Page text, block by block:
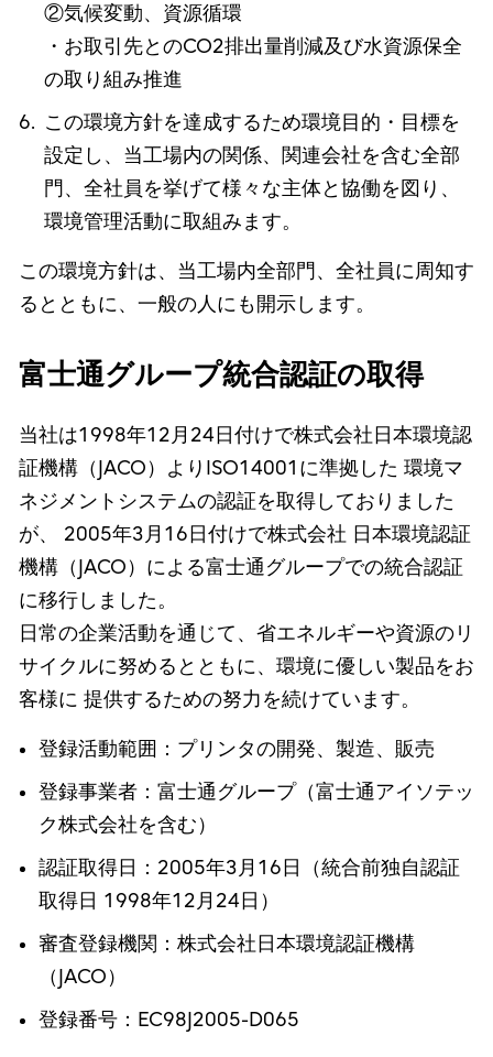
②気候変動、資源循環
・お取引先とのCO2排出量削減及び水資源保全
の取り組み推進
この環境方針を達成するため環境目的・目標を
設定し、当工場内の関係、関連会社を含む全部
門、全社員を挙げて様々な主体と協働を図り、
環境管理活動に取組みます。
この環境方針は、当工場内全部門、全社員に周知す
るとともに、一般の人にも開示します。
富士通グループ統合認証の取得
当社は1998年12月24日付けで株式会社日本環境認
証機構（JACO）よりISO14001に準拠した 環境マ
ネジメントシステムの認証を取得しておりました
が、 2005年3月16日付けで株式会社 日本環境認証
機構（JACO）による富士通グループでの統合認証
に移行しました。
日常の企業活動を通じて、省エネルギーや資源のリ
サイクルに努めるとともに、環境に優しい製品をお
客様に 提供するための努力を続けています。
登録活動範囲：プリンタの開発、製造、販売
登録事業者：富士通グループ（富士通アイソテッ
ク株式会社を含む）
認証取得日：2005年3月16日（統合前独自認証
取得日 1998年12月24日）
審査登録機関：株式会社日本環境認証機構
（JACO）
登録番号：EC98J2005-D065